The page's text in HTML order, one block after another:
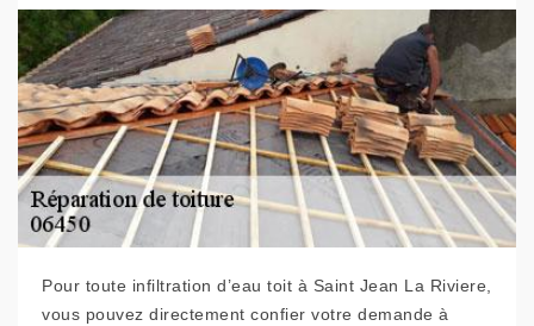
Pour toute infiltration d’eau toit à Saint Jean La Riviere,
vous pouvez directement confier votre demande à